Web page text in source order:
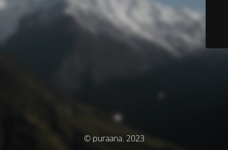
© puraana. 2023